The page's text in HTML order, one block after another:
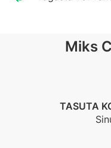
Miks
TASUTA